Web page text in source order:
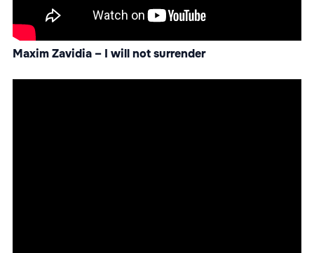
Maxim Zavidia – I will not surrender